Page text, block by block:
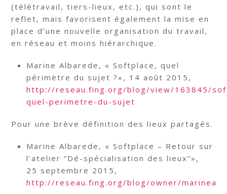
(télétravail, tiers-lieux, etc.), qui sont le
reflet, mais favorisent également la mise en
place d’une nouvelle organisation du travail,
en réseau et moins hiérarchique.
Marine Albarede, « Softplace, quel
périmètre du sujet ?», 14 août 2015,
http://reseau.fing.org/blog/view/163845/
quel-perimetre-du-sujet
Pour une brève définition des lieux partagés.
Marine Albarede, « Softplace – Retour sur
l’atelier “Dé-spécialisation des lieux”»,
25 septembre 2015,
http://reseau.fing.org/blog/owner/marinea